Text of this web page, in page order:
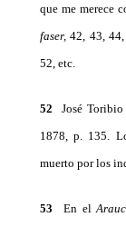
que me merece
faser,42, 43,
52, etc.
52 José Toribio
1878, p. 135.
muerto por los
53 En el